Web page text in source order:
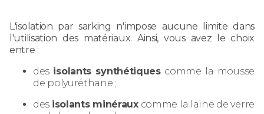
L'isolation par sarking n'impose aucune limite dans
l'utilisation des matériaux. Ainsi, vous avez le choix
entre :
des isolants synthétiquescomme la mousse
de polyuréthane ;
des isolants minérauxcomme la laine de verre